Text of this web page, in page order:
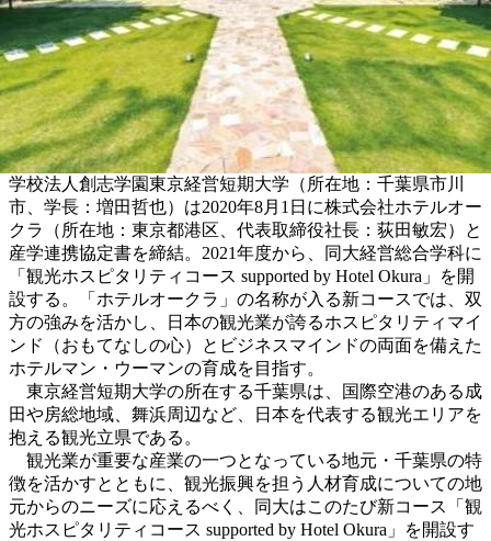
学校法人創志学園東京経営短期大学（所在地：千葉県市川
市、学長：増田哲也）は2020年8月1日に株式会社ホテルオー
クラ（所在地：東京都港区、代表取締役社長：荻田敏宏）と
産学連携協定書を締結。2021年度から、同大経営総合学科に
「観光ホスピタリティコース supported by Hotel Okura」を開
設する。「ホテルオークラ」の名称が入る新コースでは、双
方の強みを活かし、日本の観光業が誇るホスピタリティマイ
ンド（おもてなしの心）とビジネスマインドの両面を備えた
ホテルマン・ウーマンの育成を目指す。
東京経営短期大学の所在する千葉県は、国際空港のある成
田や房総地域、舞浜周辺など、日本を代表する観光エリアを
抱える観光立県である。
観光業が重要な産業の一つとなっている地元・千葉県の特
徴を活かすとともに、観光振興を担う人材育成についての地
元からのニーズに応えるべく、同大はこのたび新コース「観
光ホスピタリティコース supported by Hotel Okura」を開設す